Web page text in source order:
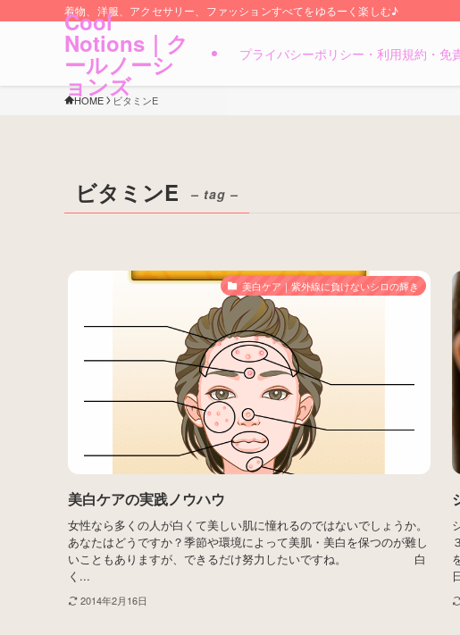
着物、洋服、アクセサリー、ファッションすべてをゆるーく楽しむ♪
Cool
Notions｜ク
ールノーシ
ョンズ
プライバシーポリシー・利用規約・免
HOME ビタミンE
ビタミンE – tag –
美白ケア｜紫外線に負けないシロの輝き
美白ケアの実践ノウハウ
女性なら多くの人が白くて美しい肌に憧れるのではないでしょうか。
あなたはどうですか？季節や環境によって美肌・美白を保つのが難し
いこともありますが、できるだけ努力したいですね。 白
く...
2014年2月16日